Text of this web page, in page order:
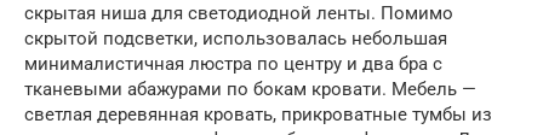
скрытая ниша для светодиодной ленты. Помимо
скрытой подсветки, использовалась небольшая
минималистичная люстра по центру и два бра с
тканевыми абажурами по бокам кровати. Мебель —
светлая деревянная кровать, прикроватные тумбы из